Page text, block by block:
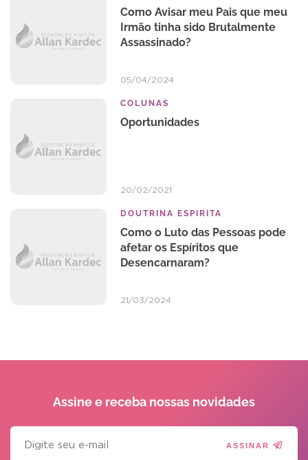
Como Avisar meu Pais que meu
Irmão tinha sido Brutalmente
Assassinado?
05/04/2024
COLUNAS
Oportunidades
20/02/2021
DOUTRINA ESPIRITA
Como o Luto das Pessoas pode
afetar os Espíritos que
Desencarnaram?
21/03/2024
Assine e receba nossas novidades
ASSINAR